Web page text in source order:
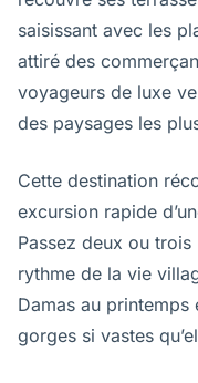
saisissant avec les
attiré des
voyageurs de luxe
des paysages les
Cette destination
excursion rapide
Passez deux ou
rythme de la vie
Damas au printemps
gorges si vastes